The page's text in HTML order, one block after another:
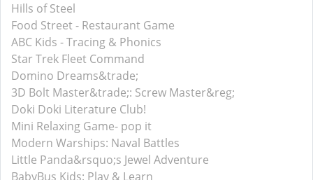
Hills of Steel
Food Street - Restaurant Game
ABC Kids - Tracing & Phonics
Star Trek Fleet Command
Domino Dreams&trade;
3D Bolt Master&trade;: Screw Master&reg;
Doki Doki Literature Club!
Mini Relaxing Game- pop it
Modern Warships: Naval Battles
Little Panda&rsquo;s Jewel Adventure
BabyBus Kids: Play & Learn